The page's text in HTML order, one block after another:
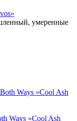
умеренные
Ways «Cool Ash